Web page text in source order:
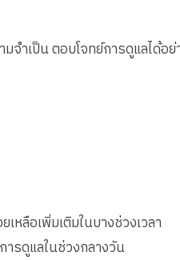
จำเป็น ตอบโจทย์การดูแลได้อ
ลือเพิ่มเติมในบางช่วงเวลา
ารดูแลในช่วงกลางวัน